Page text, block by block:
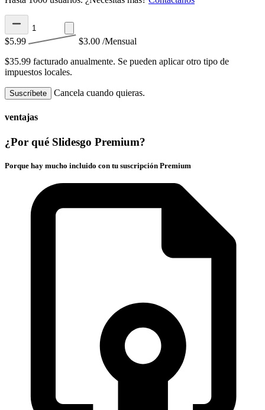
$5.99 $3.00 /Mensual
$35.99 facturado anualmente. Se pueden aplicar otro tipo de
impuestos locales.
Suscríbete Cancela cuando quieras.
ventajas
¿Por qué Slidesgo Premium?
Porque hay mucho incluido con tu suscripción Premium